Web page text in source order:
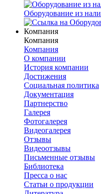
Оборудование из
Компания
Компания
Компания
О компании
История компании
Достижения
Социальная политика
Документация
Партнерство
Галерея
Фотогалерея
Видеогалерея
Отзывы
Видеоотзывы
Письменные отзывы
Библиотека
Пресса о нас
Статьи о продукции